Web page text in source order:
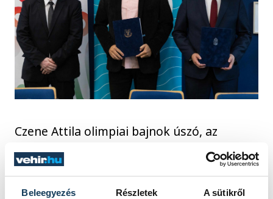
Beleegyezés Részletek A sütikről
Czene Attila olimpiai bajnok úszó, az
NDHSZ elnöke szerint cél, hogy az
egyetemi tudományos háttérre
támaszkodva emeljék a szabadidősport